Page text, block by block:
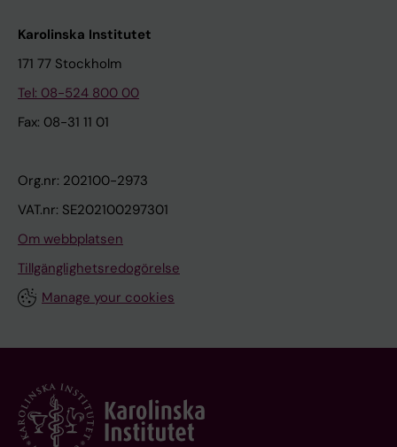
Karolinska Institutet
171 77 Stockholm
Tel: 08-524 800 00
Fax: 08-31 11 01
Org.nr: 202100-2973
VAT.nr: SE202100297301
Om webbplatsen
Tillgänglighetsredogörelse
Manage your cookies